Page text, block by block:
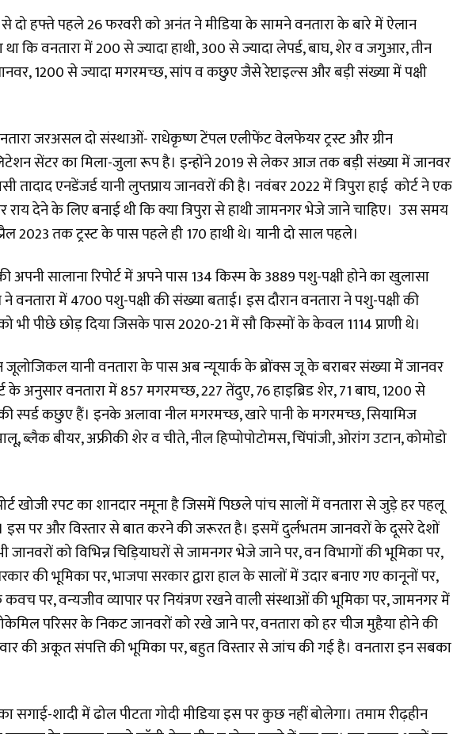
दो हफ्ते पहले 26 फरवरी को अनंत ने मीडिया के सामने वनतारा के बारे में ऐलान
कि वनतारा में 200 से ज्यादा हाथी, 300 से ज्यादा लेपर्ड, बाघ, शेर व जगुआर, तीन
1200 से ज्यादा मगरमच्छ, सांप व कछुए जैसे रेप्टाइल्स और बड़ी संख्या में पक्षी
जरअसल दो संस्थाओं- राधेकृष्ण टेंपल एलीफेंट वेलफेयर ट्रस्ट और ग्रीन
सेंटर का मिला-जुला रूप है। इन्होंने 2019 से लेकर आज तक बड़ी संख्या में जानवर
तादाद एनडेंजर्ड यानी लुप्तप्राय जानवरों की है। नवंबर 2022 में त्रिपुरा हाई कोर्ट ने एक
राय देने के लिए बनाई थी कि क्या त्रिपुरा से हाथी जामनगर भेजे जाने चाहिए। उस समय
2023 तक ट्रस्ट के पास पहले ही 170 हाथी थे। यानी दो साल पहले।
अपनी सालाना रिपोर्ट में अपने पास 134 किस्म के 3889 पशु-पक्षी होने का खुलासा
में 4700 पशु-पक्षी की संख्या बताई। इस दौरान वनतारा ने पशु-पक्षी की
भी पीछे छोड़ दिया जिसके पास 2020-21 में सौ किस्मों के केवल 1114 प्राणी थे।
जूलोजिकल यानी वनतारा के पास अब न्यूयार्क के ब्रोंक्स जू के बराबर संख्या में जानवर
के अनुसार वनतारा में 857 मगरमच्छ, 227 तेंदुए, 76 हाइब्रिड शेर, 71 बाघ, 1200 से
स्पर्ड कछुए हैं। इनके अलावा नील मगरमच्छ, खारे पानी के मगरमच्छ, सियामिज
ब्लैक बीयर, अफ्रीकी शेर व चीते, नील हिप्पोपोटोमस, चिंपांजी, ओरांग उटान, कोमोडो
खोजी रपट का शानदार नमूना है जिसमें पिछले पांच सालों में वनतारा से जुड़े हर पहलू
पर और विस्तार से बात करने की जरूरत है। इसमें दुर्लभतम जानवरों के दूसरे देशों
जानवरों को विभिन्न चिड़ियाघरों से जामनगर भेजे जाने पर, वन विभागों की भूमिका पर,
की भूमिका पर, भाजपा सरकार द्वारा हाल के सालों में उदार बनाए गए कानूनों पर,
पर, वन्यजीव व्यापार पर नियंत्रण रखने वाली संस्थाओं की भूमिका पर, जामनगर में
परिसर के निकट जानवरों को रखे जाने पर, वनतारा को हर चीज मुहैया होने की
की अकूत संपत्ति की भूमिका पर, बहुत विस्तार से जांच की गई है। वनतारा इन सबका
सगाई-शादी में ढोल पीटता गोदी मीडिया इस पर कुछ नहीं बोलेगा। तमाम रीढ़हीन